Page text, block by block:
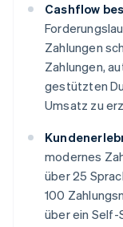
Cashflow
Zahlungen
Zahlungen,
gestützten
Umsatz zu
modernes
über 25
100
über ein Self-